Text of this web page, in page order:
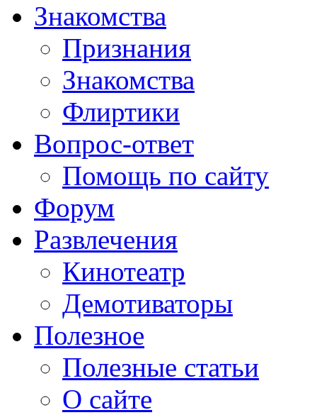
Знакомства
Признания
Знакомства
Флиртики
Вопрос-ответ
Помощь по сайту
Форум
Развлечения
Кинотеатр
Демотиваторы
Полезное
Полезные статьи
О сайте